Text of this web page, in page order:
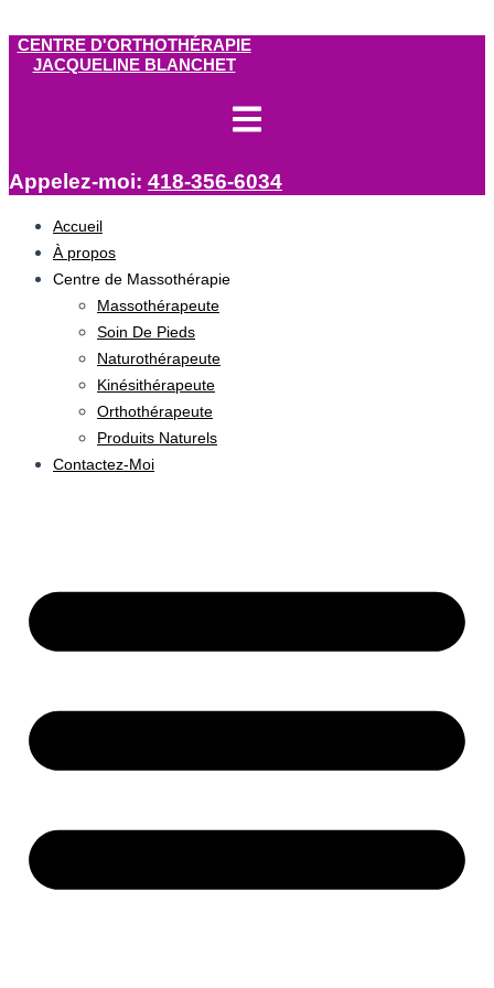
CENTRE D'ORTHOTHÉRAPIE
JACQUELINE BLANCHET
Appelez-moi: 418-356-6034
Accueil
À propos
Centre de Massothérapie
Massothérapeute
Soin De Pieds
Naturothérapeute
Kinésithérapeute
Orthothérapeute
Produits Naturels
Contactez-Moi